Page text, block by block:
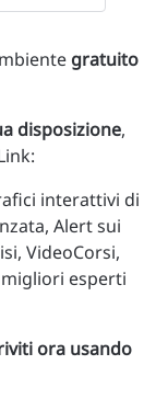
gratuito
disposizione,
interattivi di
Alert sui
VideoCorsi,
esperti
ora usando